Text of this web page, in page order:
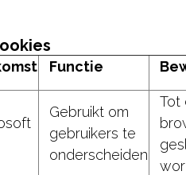
Functie
Gebruikt om
gebruikers te
onderscheiden
Tot